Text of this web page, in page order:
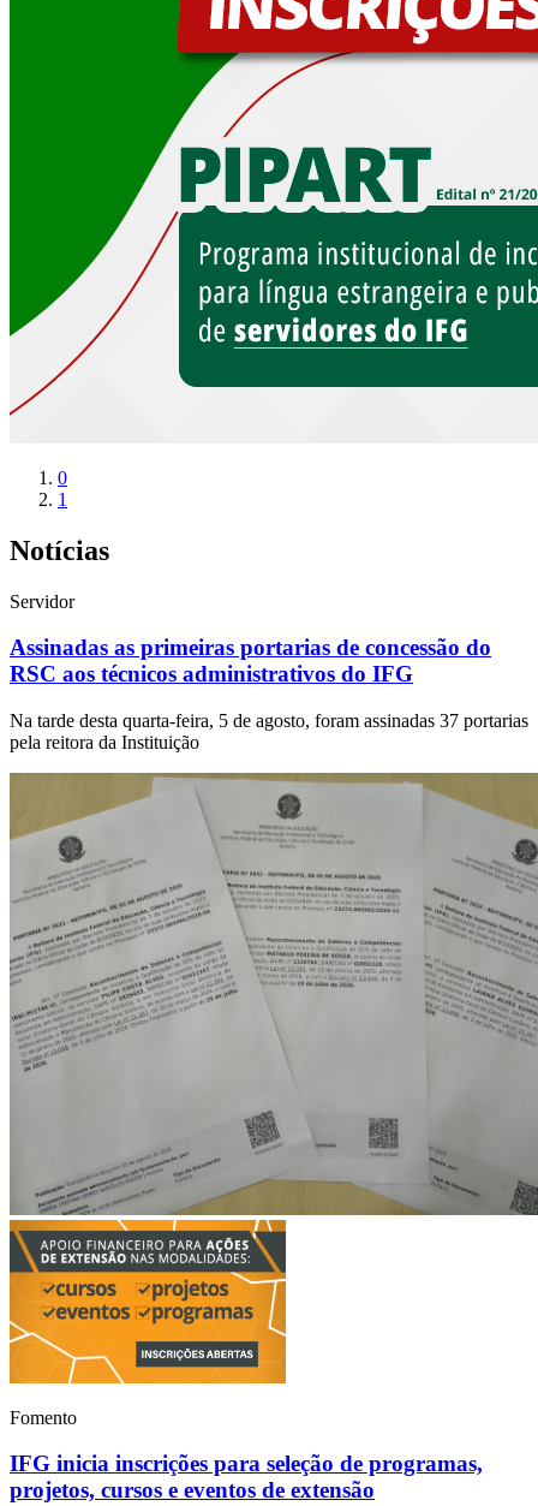
0
1
Notícias
Servidor
Assinadas as primeiras portarias de concessão do
RSC aos técnicos administrativos do IFG
Na tarde desta quarta-feira, 5 de agosto, foram assinadas 37 portarias
pela reitora da Instituição
Fomento
IFG inicia inscrições para seleção de programas,
projetos, cursos e eventos de extensão